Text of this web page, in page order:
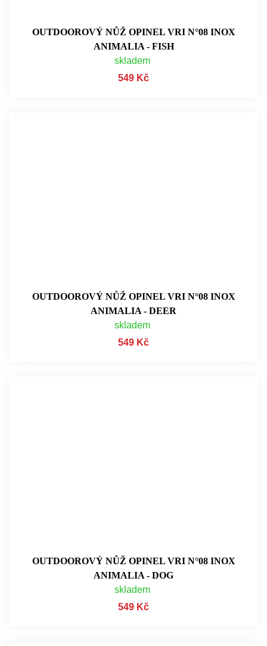
OUTDOOROVÝ NŮŽ OPINEL VRI N°08 INOX
ANIMALIA - FISH
skladem
549 Kč
OUTDOOROVÝ NŮŽ OPINEL VRI N°08 INOX
ANIMALIA - DEER
skladem
549 Kč
OUTDOOROVÝ NŮŽ OPINEL VRI N°08 INOX
ANIMALIA - DOG
skladem
549 Kč